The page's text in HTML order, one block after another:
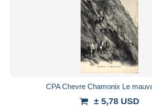
CPA Chevre Chamonix Le
± 5,78 USD